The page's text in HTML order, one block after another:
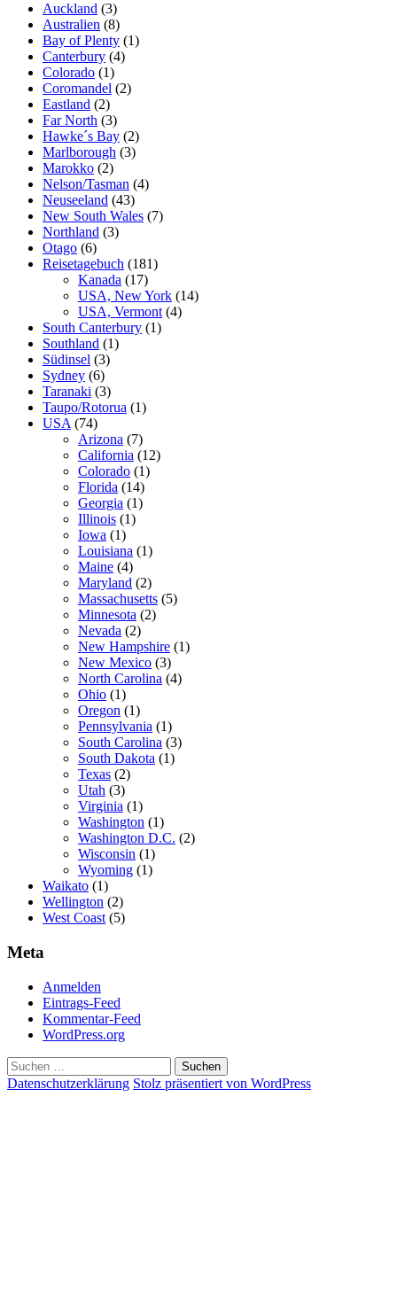
Auckland (3)
Australien (8)
Bay of Plenty (1)
Canterbury (4)
Colorado (1)
Coromandel (2)
Eastland (2)
Far North (3)
Hawke´s Bay (2)
Marlborough (3)
Marokko (2)
Nelson/Tasman (4)
Neuseeland (43)
New South Wales (7)
Northland (3)
Otago (6)
Reisetagebuch (181)
Kanada (17)
USA, New York (14)
USA, Vermont (4)
South Canterbury (1)
Southland (1)
Südinsel (3)
Sydney (6)
Taranaki (3)
Taupo/Rotorua (1)
USA (74)
Arizona (7)
California (12)
Colorado (1)
Florida (14)
Georgia (1)
Illinois (1)
Iowa (1)
Louisiana (1)
Maine (4)
Maryland (2)
Massachusetts (5)
Minnesota (2)
Nevada (2)
New Hampshire (1)
New Mexico (3)
North Carolina (4)
Ohio (1)
Oregon (1)
Pennsylvania (1)
South Carolina (3)
South Dakota (1)
Texas (2)
Utah (3)
Virginia (1)
Washington (1)
Washington D.C. (2)
Wisconsin (1)
Wyoming (1)
Waikato (1)
Wellington (2)
West Coast (5)
Meta
Anmelden
Eintrags-Feed
Kommentar-Feed
WordPress.org
Suchen
nach:
Datenschutzerklärung Stolz präsentiert von WordPress